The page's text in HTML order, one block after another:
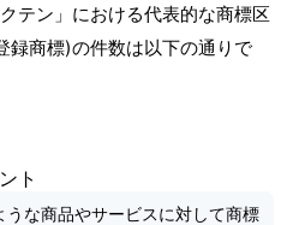
テン」における代表的な商標区
録商標)の件数は以下の通りで
ト
うな商品やサービスに対して商標